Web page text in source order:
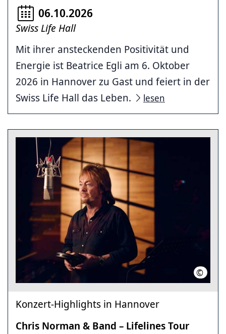
06.10.2026
Swiss Life Hall
Mit ihrer ansteckenden Positivität und
Energie ist Beatrice Egli am 6. Oktober
2026 in Hannover zu Gast und feiert in der
Swiss Life Hall das Leben.
lesen
© Marcel
Konzert-Highlights in Hannover
Chris Norman & Band – Lifelines Tour